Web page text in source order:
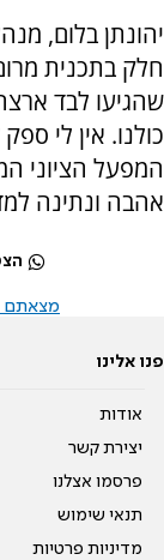
יהונתן בלום,
חלק בתכנית
שהגיעו לבד
כולנו. אין לי
המפעל הציוני
אהבה ונתינה
מצאתם
פנו אלינו
אודות
יצירת קשר
פרסמו אצלנו
תנאי שימוש
מדיניות פרטיות